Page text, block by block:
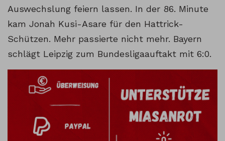
Auswechslung feiern lassen. In der 86. Minute
kam Jonah Kusi-Asare für den Hattrick-
Schützen. Mehr passierte nicht mehr. Bayern
schlägt Leipzig zum Bundesligaauftakt mit 6:0.